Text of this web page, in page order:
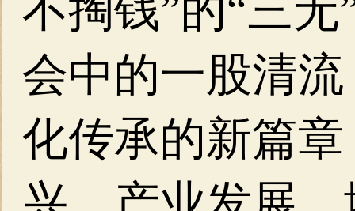
不掏钱”的“三
会中的一股清
化传承的新篇